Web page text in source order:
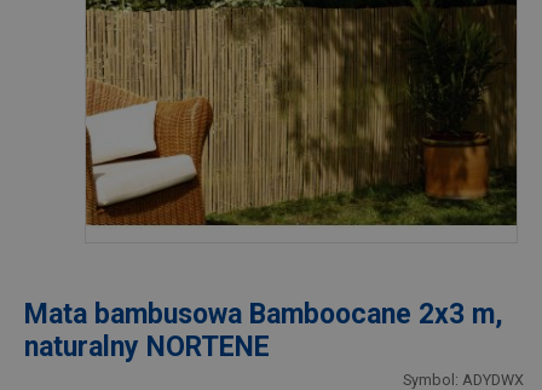
Mata bambusowa Bamboocane 2x3 m,
naturalny NORTENE
Symbol: ADYDWX